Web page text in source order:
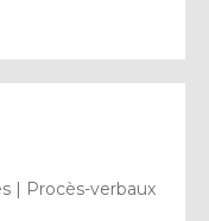
| Procès-verbaux